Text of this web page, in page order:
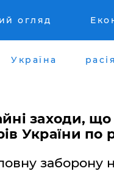
огляд
Україна расія
заходи, що
України по
заборону